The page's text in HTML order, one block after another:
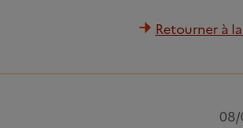
Retourner à
08/